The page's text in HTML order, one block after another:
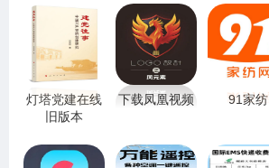
灯塔党建在线
旧版本
下载凤凰视频 91家纺